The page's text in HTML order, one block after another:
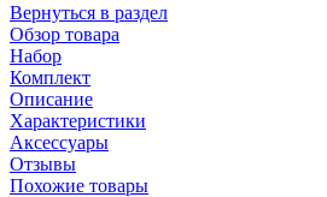
Вернуться в раздел
Обзор товара
Набор
Комплект
Описание
Характеристики
Аксессуары
Отзывы
Похожие товары